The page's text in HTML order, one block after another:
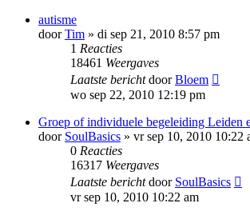
autisme
doorTim » di sep 21, 2010 8:57 pm
1 Reacties
18461 Weergaves
Laatste berichtdoorBloem
wo sep 22, 2010 12:19 pm
Groep of individuele begeleiding Leiden
door SoulBasics » vr sep 10, 2010 10:22
0 Reacties
16317 Weergaves
Laatste berichtdoor SoulBasics
vr sep 10, 2010 10:22 am